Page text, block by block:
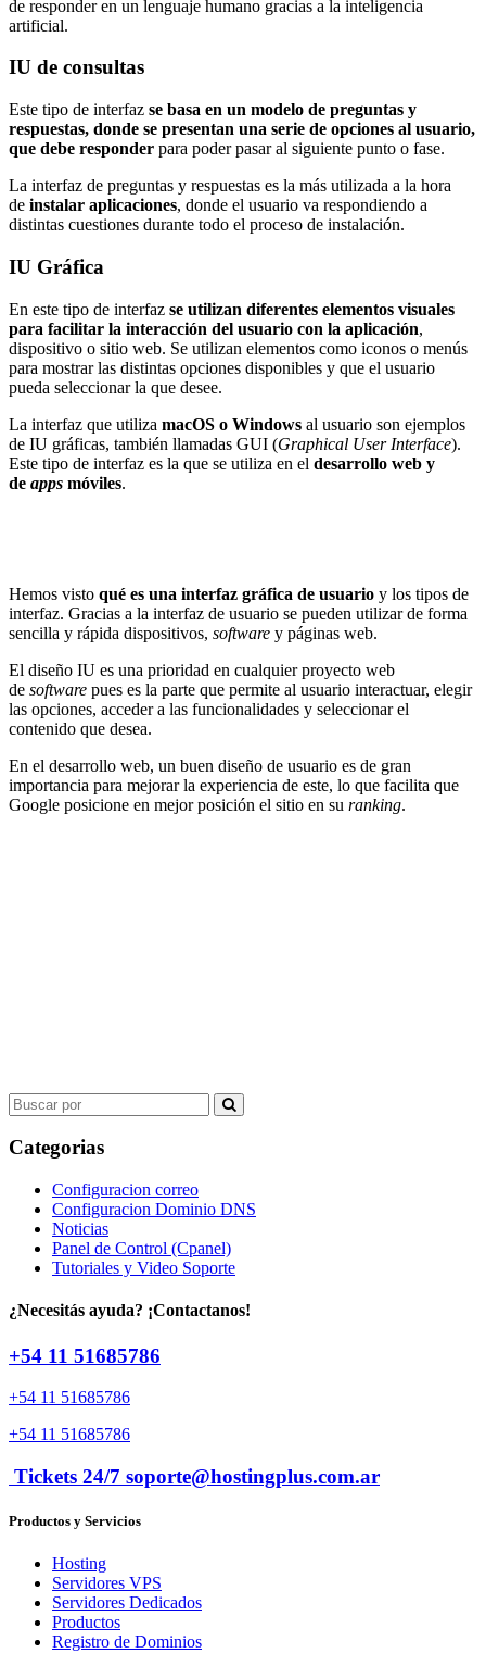
de responder en un lenguaje humano gracias a la inteligencia
artificial.
IU de consultas
Este tipo de interfaz se basa en un modelo de preguntas y
respuestas, donde se presentan una serie de opciones al usuario,
que debe responder para poder pasar al siguiente punto o fase.
La interfaz de preguntas y respuestas es la más utilizada a la hora
de instalar aplicaciones, donde el usuario va respondiendo a
distintas cuestiones durante todo el proceso de instalación.
IU Gráfica
En este tipo de interfaz se utilizan diferentes elementos visuales
para facilitar la interacción del usuario con la aplicación,
dispositivo o sitio web. Se utilizan elementos como iconos o menús
para mostrar las distintas opciones disponibles y que el usuario
pueda seleccionar la que desee.
La interfaz que utiliza macOS o Windows al usuario son ejemplos
de IU gráficas, también llamadas GUI (Graphical User Interface).
Este tipo de interfaz es la que se utiliza en el desarrollo web y
de apps móviles.
Hemos visto qué es una interfaz gráfica de usuario y los tipos de
interfaz. Gracias a la interfaz de usuario se pueden utilizar de forma
sencilla y rápida dispositivos, software y páginas web.
El diseño IU es una prioridad en cualquier proyecto web
de software pues es la parte que permite al usuario interactuar, elegir
las opciones, acceder a las funcionalidades y seleccionar el
contenido que desea.
En el desarrollo web, un buen diseño de usuario es de gran
importancia para mejorar la experiencia de este, lo que facilita que
Google posicione en mejor posición el sitio en su ranking.
Search
for:
Categorias
Configuracion correo
Configuracion Dominio DNS
Noticias
Panel de Control (Cpanel)
Tutoriales y Video Soporte
¿Necesitás ayuda? ¡Contactanos!
+54 11 51685786
+54 11 51685786
+54 11 51685786
Tickets 24/7 soporte@hostingplus.com.ar
Productos y Servicios
Hosting
Servidores VPS
Servidores Dedicados
Productos
Registro de Dominios